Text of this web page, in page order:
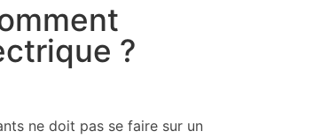
?
ne doit pas se faire sur un